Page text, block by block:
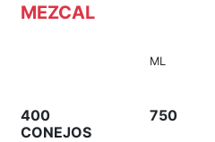
MEZCAL
ML
400
CONEJOS
750